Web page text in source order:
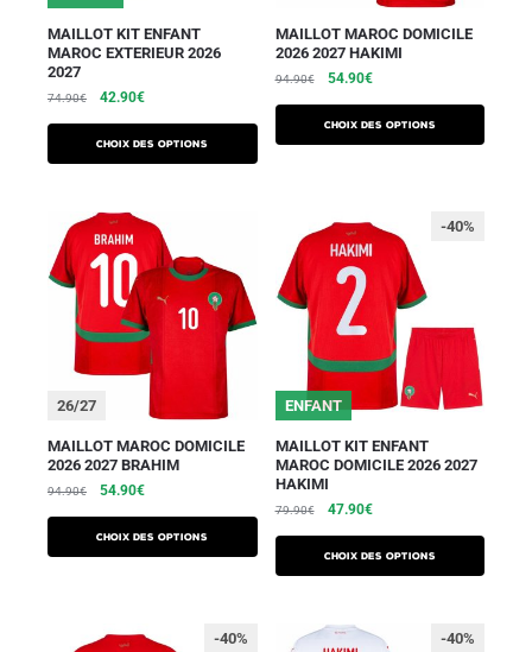
MAILLOT KIT ENFANT
MAROC EXTERIEUR 2026
2027
74.90€ 42.90€
Choix des options
MAILLOT MAROC DOMICILE
2026 2027 HAKIMI
94.90€ 54.90€
Choix des options
26/27
MAILLOT MAROC DOMICILE
2026 2027 BRAHIM
94.90€ 54.90€
Choix des options
ENFANT
-40%
MAILLOT KIT ENFANT
MAROC DOMICILE 2026 2027
HAKIMI
79.90€ 47.90€
Choix des options
-40% -40%